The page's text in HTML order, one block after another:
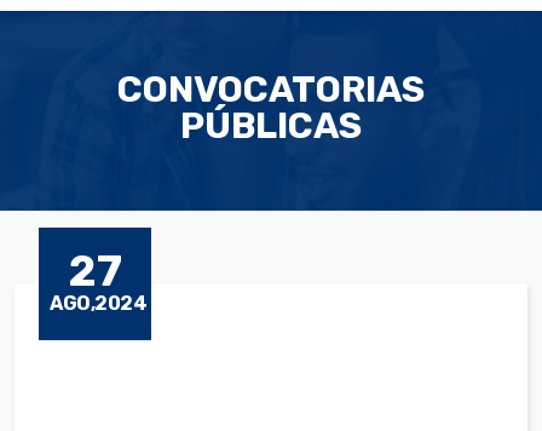
CONVOCATORIAS
PÚBLICAS
27
AGO,2024